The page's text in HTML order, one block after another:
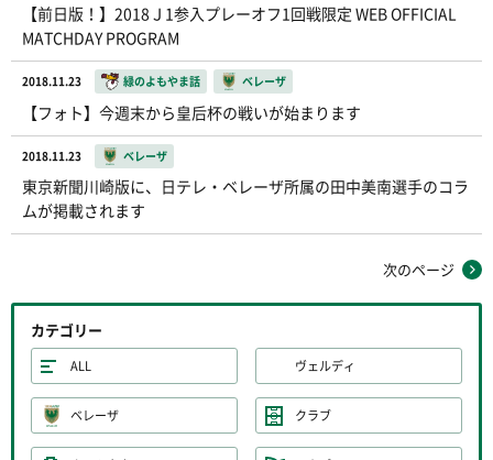
【前日版！】2018Ｊ1参入プレーオフ1回戦限定 WEB OFFICIAL
MATCHDAY PROGRAM
2018.11.23 緑のよもやま話 ベレーザ
【フォト】今週末から皇后杯の戦いが始まります
2018.11.23 ベレーザ
東京新聞川崎版に、日テレ・ベレーザ所属の田中美南選手のコラ
ムが掲載されます
次のページ
カテゴリー
ALL ヴェルディ
ベレーザ クラブ